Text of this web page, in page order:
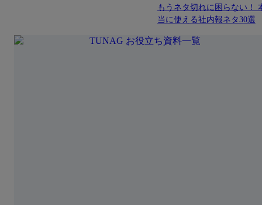
もうネタ切れに困らない！
当に使える社内報ネタ30選